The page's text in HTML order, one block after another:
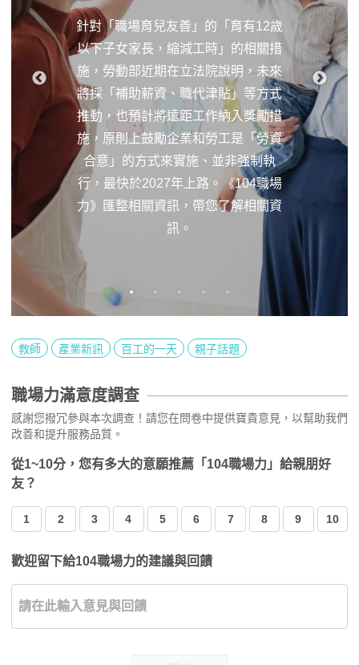
針對「職場育兒友善」的「育有12歲
以下子女家長，縮減工時」的相關措
施，勞動部近期在立法院說明，未來
將採「補助薪資、職代津貼」等方式
推動，也預計將遠距工作納入獎勵措
施，原則上鼓勵企業和勞工是「勞資
合意」的方式來實施、並非強制執
行，最快於2027年上路。《104職場
力》匯整相關資訊，帶您了解相關資
訊。
教師 產業新訊 百工的一天 親子話題
職場力滿意度調查
感謝您撥冗參與本次調查！請您在問卷中提供寶貴意見，以幫助我們
改善和提升服務品質。
從1~10分，您有多大的意願推薦「104職場力」給親朋好
友？
1 2 3 4 5 6 7 8 9 10
歡迎留下給104職場力的建議與回饋